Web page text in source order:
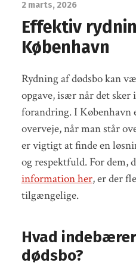
2 marts, 2026
Effektiv
København
Rydning af dødsbo kan
opgave, især når det sker
forandring. I København
overveje, når man står
er vigtigt at finde en
og respektfuld. For dem,
information her, er der
tilgængelige.
Hvad
dødsbo?